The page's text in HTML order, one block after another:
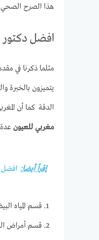
هذا الصرح الصحي
افضل دكتور
مثلما ذكرنا في
يتميزون بالخبرة
الدقة كما أن
مغربي للعيون
إقرأ أيضا: افضل
قسم المياه
قسم أمراض